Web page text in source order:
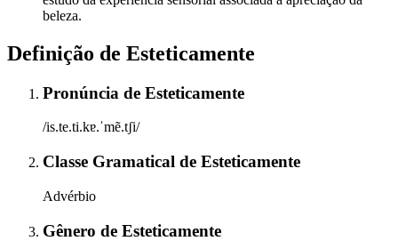
beleza.
Definição de Esteticamente
Pronúncia de Esteticamente
/is.te.ti.kɐ.ˈmẽ.tʃi/
Classe Gramatical de Esteticamente
Advérbio
Gênero de Esteticamente